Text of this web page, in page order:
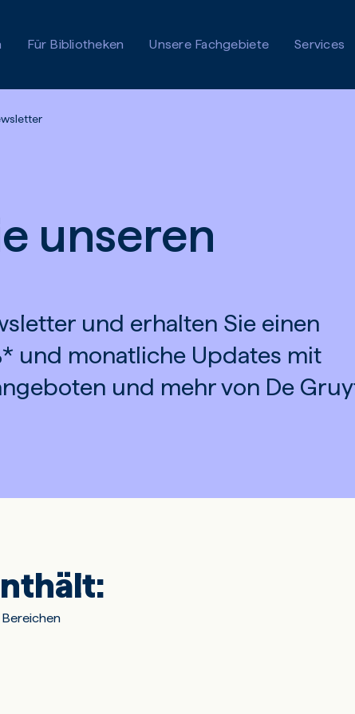
Für Bibliotheken Unsere Fachgebiete Services
unseren
und erhalten Sie einen
und monatliche Updates mit
und mehr von De